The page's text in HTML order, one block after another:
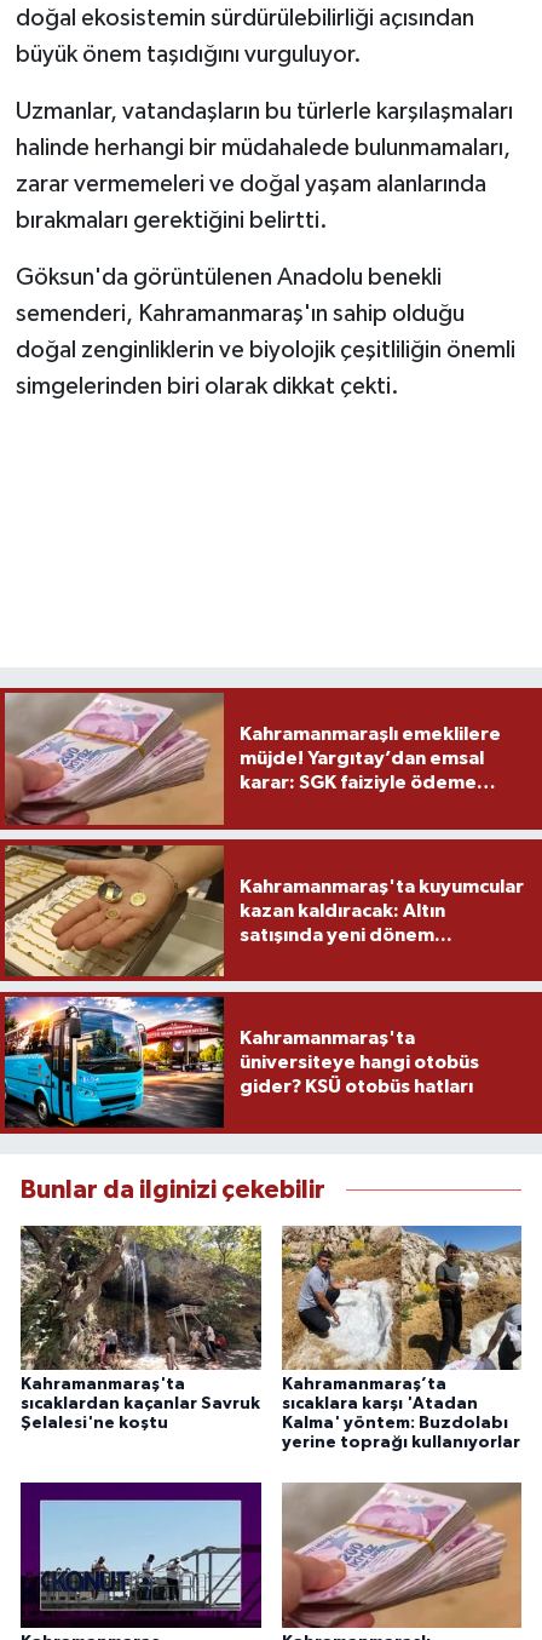
doğal ekosistemin sürdürülebilirliği açısından
büyük önem taşıdığını vurguluyor.
Uzmanlar, vatandaşların bu türlerle karşılaşmaları
halinde herhangi bir müdahalede bulunmamaları,
zarar vermemeleri ve doğal yaşam alanlarında
bırakmaları gerektiğini belirtti.
Göksun'da görüntülenen Anadolu benekli
semenderi, Kahramanmaraş'ın sahip olduğu
doğal zenginliklerin ve biyolojik çeşitliliğin önemli
simgelerinden biri olarak dikkat çekti.
Kahramanmaraşlı emeklilere
müjde! Yargıtay’dan emsal
karar: SGK faiziyle ödeme
Kahramanmaraş'ta kuyumcular
kazan kaldıracak: Altın
satışında yeni dönem...
Kahramanmaraş'ta
üniversiteye hangi otobüs
gider? KSÜ otobüs hatları
Bunlar da ilginizi çekebilir
Kahramanmaraş'ta
sıcaklardan kaçanlar Savruk
Şelalesi'ne koştu
Kahramanmaraş’ta
sıcaklara karşı 'Atadan
Kalma' yöntem: Buzdolabı
yerine toprağı kullanıyorlar